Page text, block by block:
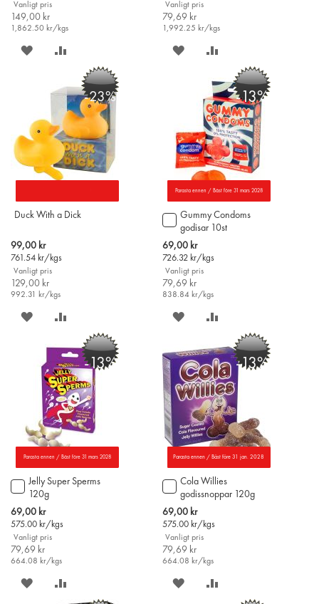
Vanligt pris
149,00 kr
1,862.50 kr/kgs
SPARA
ÖNSKELISTAN
JÄMFÖR
Vanligt pris
79,69 kr
1,992.25 kr/kgs
SPARA
ÖNSKELISTAN
JÄMFÖR
-23%
Duck With a Dick
Special
Price
99,00 kr
761.54 kr/kgs
Vanligt pris
129,00 kr
992.31 kr/kgs
SPARA
ÖNSKELISTAN
JÄMFÖR
-13%
Parasta ennen / Bäst före 31 mars 2028
Gummy Condoms
godisar 10st
Special
Price
69,00 kr
726.32 kr/kgs
Vanligt pris
79,69 kr
838.84 kr/kgs
Lägg
till
i
varukorgen
SPARA
ÖNSKELISTAN
JÄMFÖR
Parasta ennen / Bäst före 31 mars 2028
-13%
Jelly Super Sperms
120g
Special
Price
69,00 kr
575.00 kr/kgs
Vanligt pris
79,69 kr
664.08 kr/kgs
Lägg
till
i
varukorgen
SPARA
-13%
Parasta ennen / Bäst före 31 jan. 2028
Cola Willies
godissnoppar 120g
Special
Price
69,00 kr
575.00 kr/kgs
Vanligt pris
79,69 kr
664.08 kr/kgs
Lägg
till
i
varukorgen
SPARA